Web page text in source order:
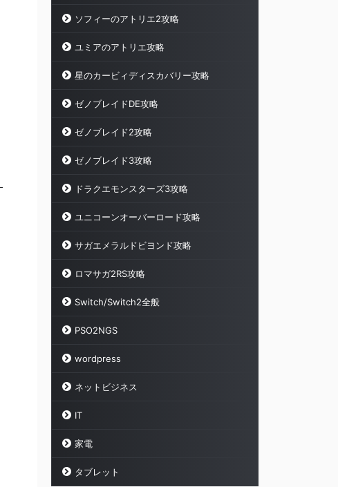
ソフィーのアトリエ2攻略
ユミアのアトリエ攻略
星のカービィディスカバリー攻略
ゼノブレイドDE攻略
ゼノブレイド2攻略
ゼノブレイド3攻略
ドラクエモンスターズ3攻略
ユニコーンオーバーロード攻略
サガエメラルドビヨンド攻略
ロマサガ2RS攻略
Switch/Switch2全般
PSO2NGS
wordpress
ネットビジネス
IT
家電
タブレット